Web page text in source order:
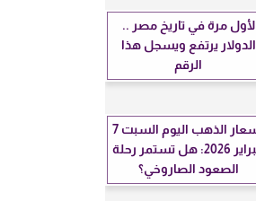
لأول مرة في تاريخ مصر ..
الدولار يرتفع ويسجل هذا
الرقم
أسعار الذهب اليوم السبت 7
فبراير 2026: هل تستمر رحلة
الصعود الصاروخي؟